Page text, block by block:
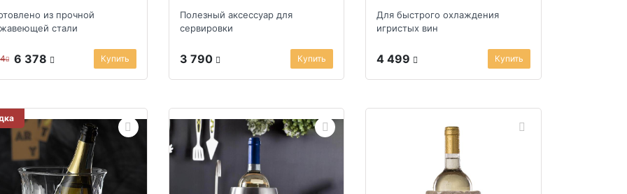
из прочной
стали
6 378 Купить
Полезный аксессуар для
сервировки
3 790 Купить
Для быстрого охлаждения
игристых вин
4 499 Купить